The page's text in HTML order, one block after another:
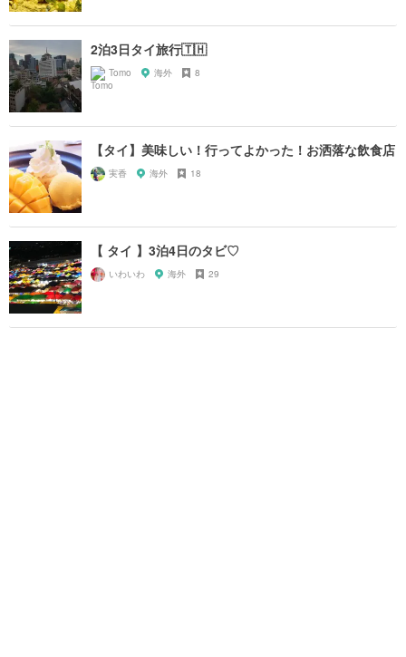
2泊3日タイ旅行🇹🇭
Tomo 海外 8
【タイ】美味しい！行ってよかった！お洒落な飲食店
実香 海外 18
【 タイ 】3泊4日のタビ♡
いわいわ 海外 29